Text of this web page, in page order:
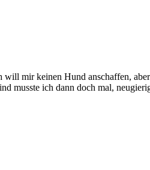
mir keinen Hund anschaffen,
musste ich dann doch mal,